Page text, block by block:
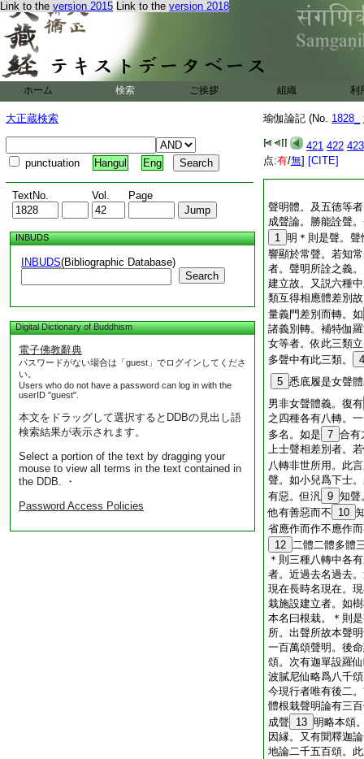
Link to the version 2015 Link to the version 2018
ホーム 検索 ご挨拶 組織 利
大正蔵検索
punctuation Hangul Eng
TextNo. Vol. Page
INBUDS
INBUDS(Bibliographic Database)
Search
Digital Dictionary of Buddhism
電子佛教辭典
パスワードがない場合は「guest」でログインしてくださ
い。
Users who do not have a password can log in with the
userID "guest".
本文をドラッグして選択するとDDBの見出し語
検索結果が表示されます。
Select a portion of the text by dragging your
mouse to view all terms in the text contained in
the DDB. ・
Password Access Policies
瑜伽論記 (No. 1828_
421 422 423
点:有/無] [CITE]
聲明體。及五徳等
成聲論。勝能詮聲
1 明＊則是聲。
響顯於常聲。若知
者。聲明所詮之義
建立故。又説六種
類互得相應體差別
量義門差別而轉。如
諸義別轉。補特伽
女等者。依此三類
多聲中有此三類。
4
5 悉底履是女聲
男非女聲體義。復有
之四種各有八轉。
多名。如是 7 合有
上士聲相差別者。
八轉非世所用。此
聲。如小兒爲下士
有惡。但汎 9 知聲
他有善惡而不
10
省應作而作不應作
12 二體二體多體
＊則三種八轉中各
者。近過去名過去
現在長時名現在。
栽施設建立者。如
本名曰根栽。＊則
所。出聲所故本聲
一百萬頌聲明。後
頌。次有迦單設羅
波膩尼仙略爲八千
今現行者唯有後二
體根栽聲明論有三
成聲 13 明略本頌
因縁。又有聞釋迦
地論二千五百頌。